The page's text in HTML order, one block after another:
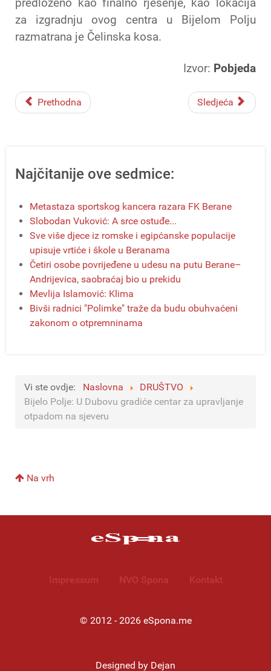
predloženo kao finalno rješenje, kao lokacija
za izgradnju ovog centra u Bijelom Polju
razmatrana je Čelinska kosa.
Izvor: Pobjeda
Prethodna Sledjeća
Najčitanije ove sedmice:
Metastaza sportskog kancera razara FK Berane
Slobodan Vuković: A srce ostuđe...
Sve više djece iz romske i egipćanske populacije
upisuje vrtiće i škole u Beranama
Četiri osobe povrijeđene u udesu na putu Berane–
Andrijevica, saobraćaj bio u prekidu
Mevlija Islamović: Klima
Bivši radnici "Polimke" traže da budu obuhvaćeni
zakonom o otpremninama
Vi ste ovdje: Naslovna
DRUŠTVO
Bijelo Polje: U Dubovu gradiće centar za upravljanje
otpadom na sjeveru
Na vrh
Impressum NVO Spona Kontakt
© 2012 - 2026 eSpona.me
Designed by Dejan